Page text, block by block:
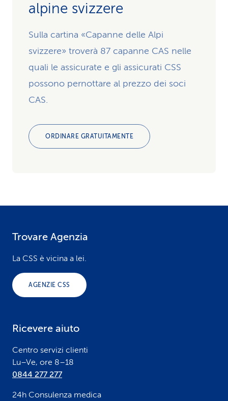
alpine svizzere
Sulla cartina «Capanne delle Alpi
svizzere» troverà 87 capanne CAS nelle
quali le assicurate e gli assicurati CSS
possono pernottare al prezzo dei soci
CAS.
ORDINARE GRATUITAMENTE
Trovare Agenzia
La CSS è vicina a lei.
AGENZIE CSS
Ricevere aiuto
Centro servizi clienti
Lu–Ve, ore 8–18
0844 277 277
24h Consulenza medica